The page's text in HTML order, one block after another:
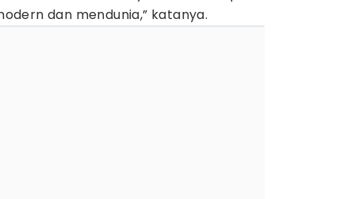
dan mendunia,” katanya.